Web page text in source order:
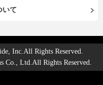
いて
Inc.All Rights Reserved.
Co., Ltd.All Rights Reserved.